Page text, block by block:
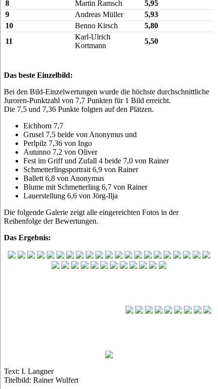
8 Martin Ramsch
5,95
9
Andreas Müller
5,93
10
Benno Kirsch
5,80
11
Karl-Ulrich
Kortmann
5,50
Das beste Einzelbild:
Bei den Bild-Einzelwertungen wurde die höchste durchschnittliche
Juroren-Punktzahl von 7,7 Punkten für 1 Bild erreicht.
Die 7,5 und 7,36 Punkte folgten auf den Plätzen.
Eichhorn 7,7
Grusel 7,5 beide von Anonymus und
Perlpilz 7,36 von Ingo
Autunno 7,2 von Oliver
Fest im Griff und Zufall 4 beide 7,0 von Rainer
Schmetterlingsportrait 6,9 von Rainer
Ballett 6,8 von Anonymus
Blume mit Schmetterling 6,7 von Rainer
Lauerstellung 6,6 von Jörg-Ilja
Die folgende Galerie zeigt alle eingereichten Fotos in der
Reihenfolge der Bewertungen.
Das Ergebnis: